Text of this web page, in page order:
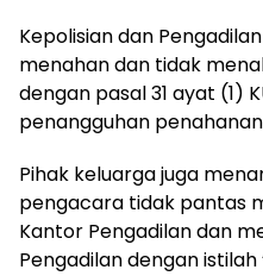
Kepolisian dan
menahan dan tidak
dengan pasal 31 ayat (1)
penangguhan
Pihak keluarga juga
pengacara tidak pantas
Kantor Pengadilan dan
Pengadilan dengan